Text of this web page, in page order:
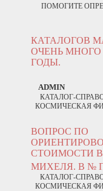
ПОМОГИТЕ
КАТАЛОГОВ
ОЧЕНЬ МНОГО
ГОДЫ.
ADMIN
КАТАЛОГ-
КОСМИЧЕСКАЯ
ВОПРОС ПО
СТОИМОСТИ
МИХЕЛЯ. В №
КАТАЛОГ-
КОСМИЧЕСКАЯ